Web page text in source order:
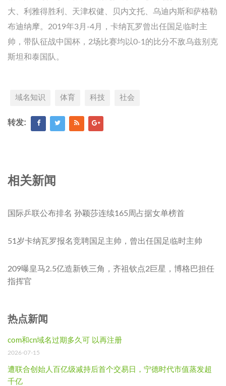
大、利雅得胜利、天津权健、贝内文托、乌迪内斯和萨格勒
布迪纳摩。2019年3月-4月，卡纳瓦罗曾出任国足临时主
帅，带队征战中国杯，2场比赛均以0-1的比分不敌乌兹别克
斯坦和泰国队。
域名知识 体育 科技 社会
转发:
相关新闻
国际乒联公布排名 孙颖莎连续165周占据女单榜首
51岁卡纳瓦罗报名竞聘国足主帅，曾出任国足临时主帅
209曝皇马2.5亿造新铁三角，齐祖钦点2巨星，博格巴担任
指挥官
热点新闻
com和cn域名过期多久可 以再注册
2026-07-15
遭联合创始人百亿级减持后首个交易日，宁德时代市值蒸发超
千亿